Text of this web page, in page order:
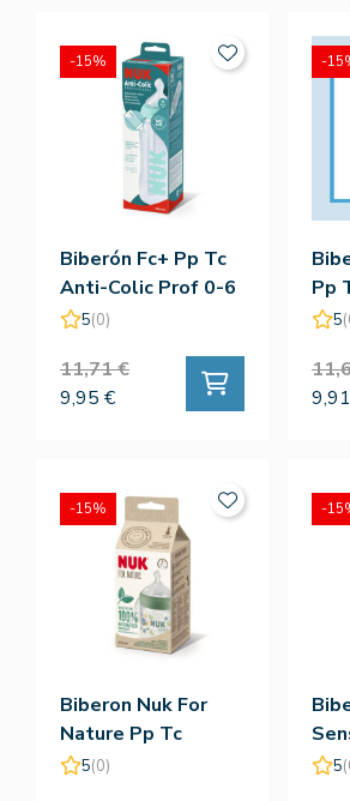
Biberón Fc+ Pp Tc
Anti-Colic Prof 0-6
M Silicona 300 ML -
5(0)
11,71 €
9,95 €
-15%
Pp
300
5
-
Biberon Nuk For
Nature Pp Tc
Silicona 150 Ml
5(0)
-15%
6 S
5
-